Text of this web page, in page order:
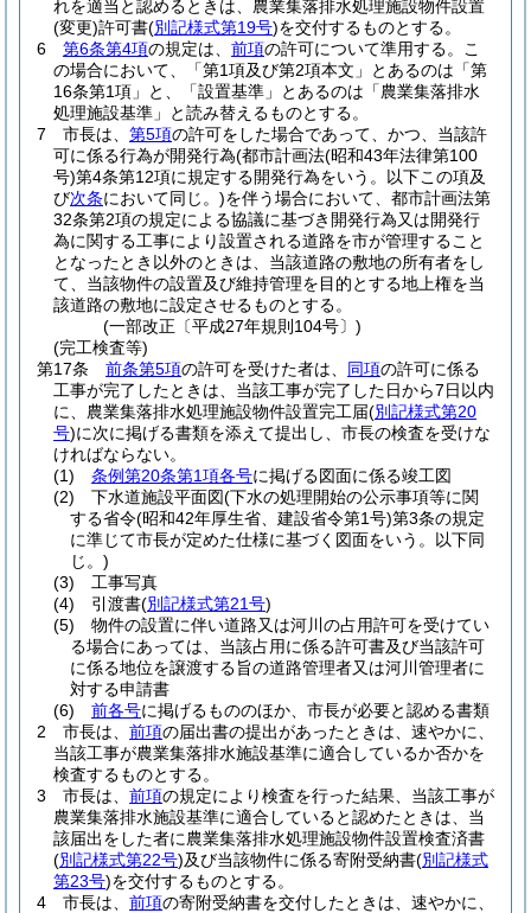
れを適当と認めるときは、農業集落排水処理施設物件設置
(変更)許可書(別記様式第19号)を交付するものとする。
6
第6条第4項の規定は、 前項の許可について準用する。
こ
の場合において、「第1項及び第2項本文」とあるのは「第
16条第1項」と、「設置基準」とあるのは「農業集落排水
処理施設基準」と読み替えるものとする。
7
市長は、 第5項の許可をした場合であって、かつ、当該許
可に係る行為が開発行為(都市計画法(昭和43年法律第100
号)第4条第12項に規定する開発行為をいう。以下この項及
び次条において同じ。)を伴う場合において、都市計画法第
32条第2項の規定による協議に基づき開発行為又は開発行
為に関する工事により設置される道路を市が管理すること
となったとき以外のときは、当該道路の敷地の所有者をし
て、当該物件の設置及び維持管理を目的とする地上権を当
該道路の敷地に設定させるものとする。
(一部改正〔平成27年規則104号〕)
(完工検査等)
第17条
前条第5項の許可を受けた者は、 同項の許可に係る
工事が完了したときは、当該工事が完了した日から7日以内
に、農業集落排水処理施設物件設置完工届(別記様式第20
号)に次に掲げる書類を添えて提出し、市長の検査を受けな
ければならない。
(1)
条例第20条第1項各号に掲げる図面に係る竣工図
(2)
下水道施設平面図(下水の処理開始の公示事項等に関
する省令(昭和42年厚生省、建設省令第1号)第3条の規定
に準じて市長が定めた仕様に基づく図面をいう。以下同
じ。)
(3)
工事写真
(4)
引渡書(別記様式第21号)
(5)
物件の設置に伴い道路又は河川の占用許可を受けてい
る場合にあっては、当該占用に係る許可書及び当該許可
に係る地位を譲渡する旨の道路管理者又は河川管理者に
対する申請書
(6)
前各号に掲げるもののほか、市長が必要と認める書類
2
市長は、 前項の届出書の提出があったときは、速やかに、
当該工事が農業集落排水施設基準に適合しているか否かを
検査するものとする。
3
市長は、 前項の規定により検査を行った結果、当該工事が
農業集落排水施設基準に適合していると認めたときは、当
該届出をした者に農業集落排水処理施設物件設置検査済書
(別記様式第22号)及び当該物件に係る寄附受納書(別記様式
第23号)を交付するものとする。
4
市長は、 前項の寄附受納書を交付したときは、速やかに、